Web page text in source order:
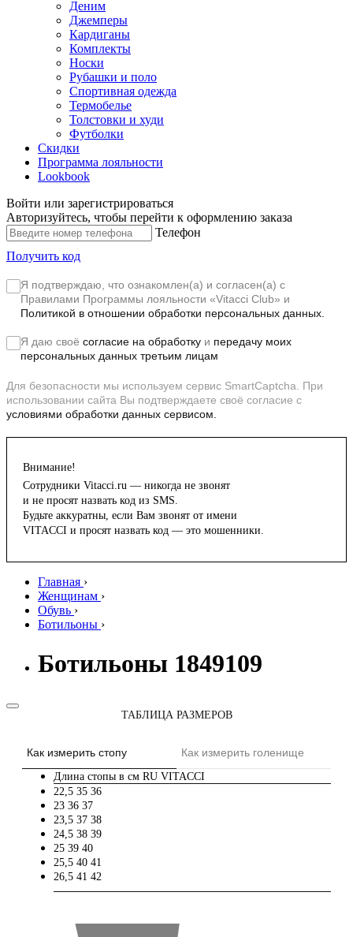
Деним
Джемперы
Кардиганы
Комплекты
Носки
Рубашки и поло
Спортивная одежда
Термобелье
Толстовки и худи
Футболки
Скидки
Программа лояльности
Lookbook
Войти или зарегистрироваться
Авторизуйтесь, чтобы перейти к оформлению заказа
Телефон
Получить код
Я подтверждаю, что ознакомлен(а) и согласен(а) с
Правилами Программы лояльности «Vitacci Club» и
Политикой в отношении обработки персональных данных.
Я даю своё согласие на обработку и передачу моих
персональных данных третьим лицам
Для безопасности мы используем сервис SmartCaptcha. При
использовании сайта Вы подтверждаете своё согласие с
условиями обработки данных сервисом.
Внимание!
Сотрудники Vitacci.ru — никогда не звонят
и не просят назвать код из SMS.
Будьте аккуратны, если Вам звонят от имени
VITACCI и просят назвать код — это мошенники.
Главная ›
Женщинам ›
Обувь ›
Ботильоны ›
Ботильоны 1849109
ТАБЛИЦА РАЗМЕРОВ
Как измерить стопу Как измерить голенище
Длина стопы в см RU VITACCI
22,5 35 36
23 36 37
23,5 37 38
24,5 38 39
25 39 40
25,5 40 41
26,5 41 42